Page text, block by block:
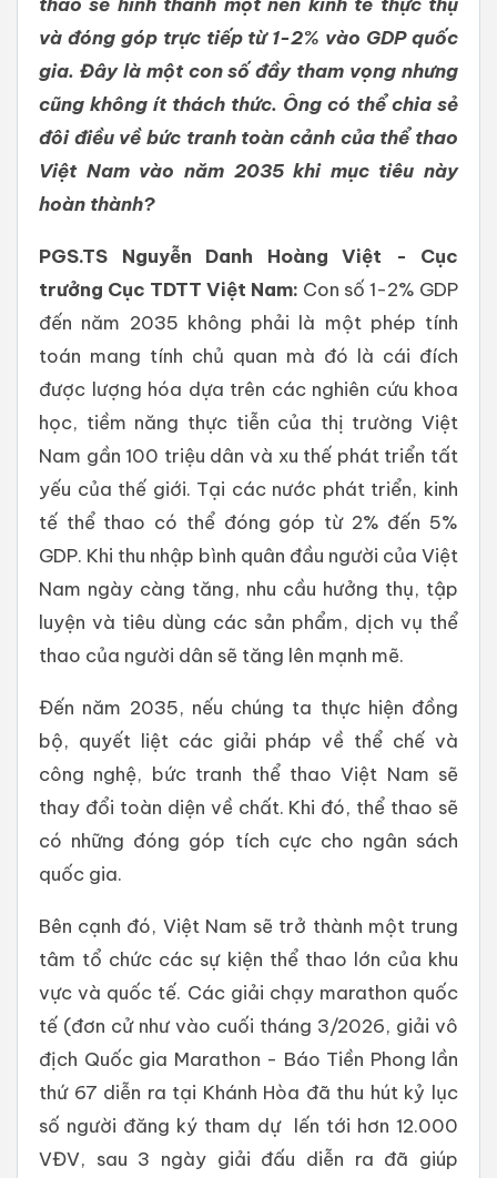
và đóng góp trực tiếp từ 1-2% vào GDP quốc
gia. Đây là một con số đầy tham vọng nhưng
cũng không ít thách thức. Ông có thể chia sẻ
đôi điều về bức tranh toàn cảnh của thể thao
Việt Nam vào năm 2035 khi mục tiêu này
hoàn thành?
PGS.TS Nguyễn Danh Hoàng Việt - Cục
trưởng Cục TDTT Việt Nam: Con số 1-2% GDP
đến năm 2035 không phải là một phép tính
toán mang tính chủ quan mà đó là cái đích
được lượng hóa dựa trên các nghiên cứu khoa
học, tiềm năng thực tiễn của thị trường Việt
Nam gần 100 triệu dân và xu thế phát triển tất
yếu của thế giới. Tại các nước phát triển, kinh
tế thể thao có thể đóng góp từ 2% đến 5%
GDP. Khi thu nhập bình quân đầu người của Việt
Nam ngày càng tăng, nhu cầu hưởng thụ, tập
luyện và tiêu dùng các sản phẩm, dịch vụ thể
thao của người dân sẽ tăng lên mạnh mẽ.
Đến năm 2035, nếu chúng ta thực hiện đồng
bộ, quyết liệt các giải pháp về thể chế và
công nghệ, bức tranh thể thao Việt Nam sẽ
thay đổi toàn diện về chất. Khi đó, thể thao sẽ
có những đóng góp tích cực cho ngân sách
quốc gia.
Bên cạnh đó, Việt Nam sẽ trở thành một trung
tâm tổ chức các sự kiện thể thao lớn của khu
vực và quốc tế. Các giải chạy marathon quốc
tế (đơn cử như vào cuối tháng 3/2026, giải vô
địch Quốc gia Marathon - Báo Tiền Phong lần
thứ 67 diễn ra tại Khánh Hòa đã thu hút kỷ lục
số người đăng ký tham dự lến tới hơn 12.000
VĐV, sau 3 ngày giải đấu diễn ra đã giúp